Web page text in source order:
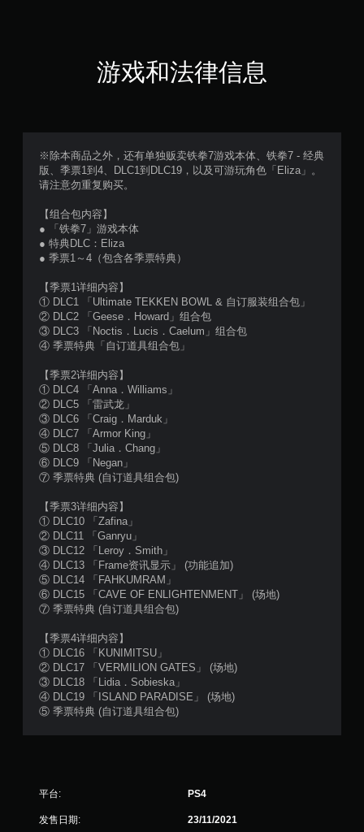
5
0
游戏和法律信息
※除本商品之外，还有单独贩卖铁拳7游戏本体、铁拳7 - 经典
版、季票1到4、DLC1到DLC19，以及可游玩角色「Eliza」。
请注意勿重复购买。
【组合包内容】
● 「铁拳7」游戏本体
● 特典DLC：Eliza
● 季票1～4（包含各季票特典）
【季票1详细内容】
① DLC1 「Ultimate TEKKEN BOWL & 自订服装组合包」
② DLC2 「Geese．Howard」组合包
③ DLC3 「Noctis．Lucis．Caelum」组合包
④ 季票特典「自订道具组合包」
【季票2详细内容】
① DLC4 「Anna．Williams」
② DLC5 「雷武龙」
③ DLC6 「Craig．Marduk」
④ DLC7 「Armor King」
⑤ DLC8 「Julia．Chang」
⑥ DLC9 「Negan」
⑦ 季票特典 (自订道具组合包)
【季票3详细内容】
① DLC10 「Zafina」
② DLC11 「Ganryu」
③ DLC12 「Leroy．Smith」
④ DLC13 「Frame资讯显示」 (功能追加)
⑤ DLC14 「FAHKUMRAM」
⑥ DLC15 「CAVE OF ENLIGHTENMENT」 (场地)
⑦ 季票特典 (自订道具组合包)
【季票4详细内容】
① DLC16 「KUNIMITSU」
② DLC17 「VERMILION GATES」 (场地)
③ DLC18 「Lidia．Sobieska」
④ DLC19 「ISLAND PARADISE」 (场地)
⑤ 季票特典 (自订道具组合包)
平台: PS4
发售日期: 23/11/2021